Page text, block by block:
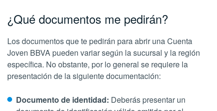
¿Qué documentos me pedirán?
Los documentos que te pedirán para abrir una Cuenta
Joven BBVA pueden variar según la sucursal y la región
específica. No obstante, por lo general se requiere la
presentación de la siguiente documentación:
Documento de identidad: Deberás presentar un